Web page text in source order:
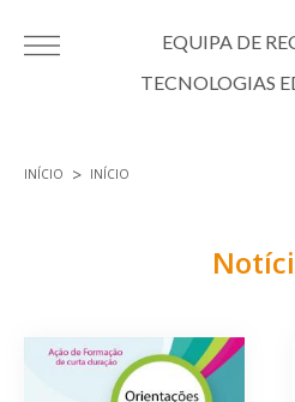
EQUIPA DE
TECNOLOGIAS
INÍCIO INÍCIO
Páginas